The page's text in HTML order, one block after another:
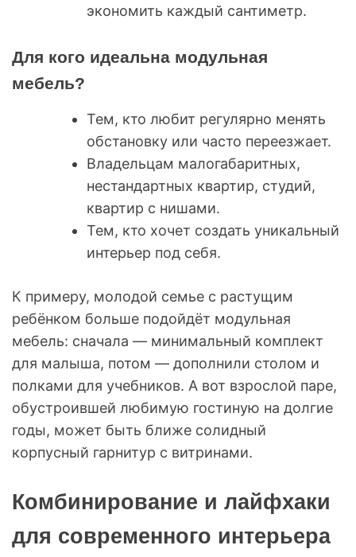
экономить каждый сантиметр.
Для кого идеальна модульная
мебель?
Тем, кто любит регулярно менять
обстановку или часто переезжает.
Владельцам малогабаритных,
нестандартных квартир, студий,
квартир с нишами.
Тем, кто хочет создать уникальный
интерьер под себя.
К примеру, молодой семье с растущим
ребёнком больше подойдёт модульная
мебель: сначала — минимальный комплект
для малыша, потом — дополнили столом и
полками для учебников. А вот взрослой паре,
обустроившей любимую гостиную на долгие
годы, может быть ближе солидный
корпусный гарнитур с витринами.
Комбинирование и лайфхаки
для современного интерьера